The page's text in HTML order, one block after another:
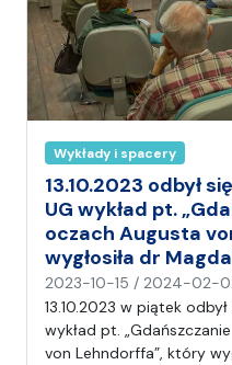
Wykłady i spacery
13.10.2023 odbył
UG wykład pt.
oczach Augusta
wygłosiła dr
2023-10-15 / 2024-02-
13.10.2023 w piątek
wykład pt.
von Lehndorffa”, który